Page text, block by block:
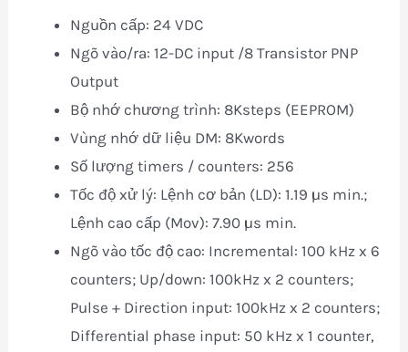
Nguồn cấp: 24 VDC
Ngõ vào/ra: 12-DC input /8 Transistor PNP
Output
Bộ nhớ chương trình: 8Ksteps (EEPROM)
Vùng nhớ dữ liệu DM: 8Kwords
Số lượng timers / counters: 256
Tốc độ xử l‎ý: Lệnh cơ bản (LD): 1.19 µs min.;
Lệnh cao cấp (Mov): 7.90 µs min.
Ngõ vào tốc độ cao: Incremental: 100 kHz x 6
counters; Up/down: 100kHz x 2 counters;
Pulse + Direction input: 100kHz x 2 counters;
Differential phase input: 50 kHz x 1 counter,